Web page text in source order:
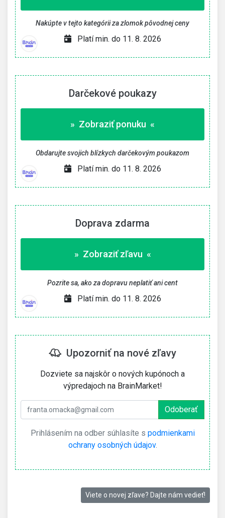
Nakúpte v tejto kategórii za zlomok pôvodnej ceny
Platí min. do 11. 8. 2026
Darčekové poukazy
» Zobraziť ponuku «
Obdarujte svojich blízkych darčekovým poukazom
Platí min. do 11. 8. 2026
Doprava zdarma
» Zobraziť zľavu «
Pozrite sa, ako za dopravu neplatiť ani cent
Platí min. do 11. 8. 2026
Upozorniť na nové zľavy
Dozviete sa najskôr o nových kupónoch a
výpredajoch na BrainMarket!
Prihlásením na odber súhlasíte s podmienkami
ochrany osobných údajov.
Viete o novej zľave? Dajte nám vedieť!